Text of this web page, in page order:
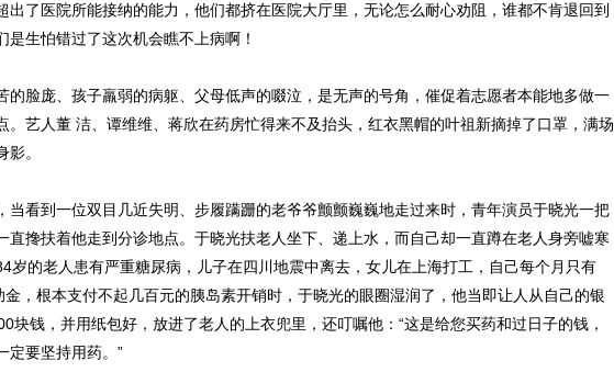
出了医院所能接纳的能力，他们都挤在医院大厅里，无论怎么耐心劝阻，谁都不肯退回到
是生怕错过了这次机会瞧不上病啊！
脸庞、孩子羸弱的病躯、父母低声的啜泣，是无声的号角，催促着志愿者本能地多做一
。艺人董 洁、谭维维、蒋欣在药房忙得来不及抬头，红衣黑帽的叶祖新摘掉了口罩，满场
。
看到一位双目几近失明、步履蹒跚的老爷爷颤颤巍巍地走过来时，青年演员于晓光一把
直搀扶着他走到分诊地点。于晓光扶老人坐下、递上水，而自己却一直蹲在老人身旁嘘寒
岁的老人患有严重糖尿病，儿子在四川地震中离去，女儿在上海打工，自己每个月只有
金，根本支付不起几百元的胰岛素开销时，于晓光的眼圈湿润了，他当即让人从自己的银
块钱，并用纸包好，放进了老人的上衣兜里，还叮嘱他：“这是给您买药和过日子的钱，
定要坚持用药。”